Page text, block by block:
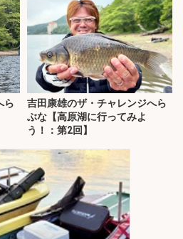
ら
吉田康雄のザ・チャレンジへら
ぶな【高原湖に行ってみよ
う！：第2回】